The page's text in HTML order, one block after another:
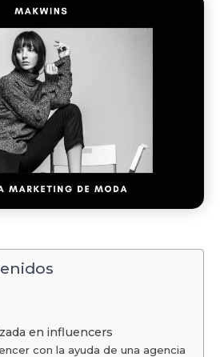
en influencers
con la ayuda de una agencia